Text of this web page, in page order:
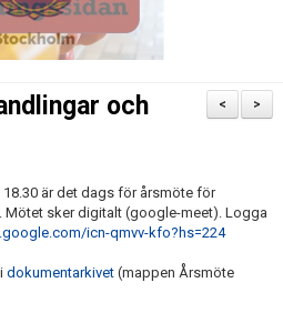
>
<
och
är det dags för årsmöte för
Mötet sker digitalt (google-meet). Logga
icn-qmvv-kfo?hs=224
dokumentarkivet (mappen Årsmöte